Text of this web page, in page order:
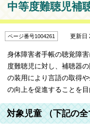
中等度難聴児補
ページ番号1004261 更新日
身体障害者手帳の聴覚障
度難聴児に対し、補聴器
の装用により言語の取得
の向上を促進することを目
対象児童 （下記の全